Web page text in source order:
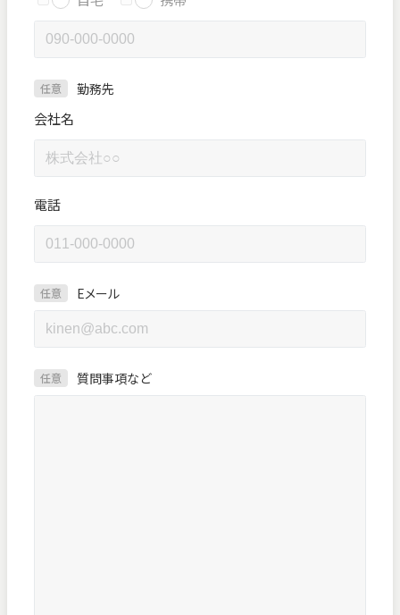
任意 勤務先
会社名
電話
任意 Eメール
任意 質問事項など